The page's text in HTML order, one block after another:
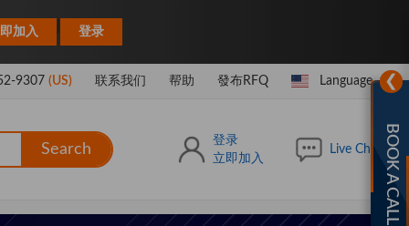
加入 登录
9307(US) 联系我们 帮助 發布RFQ Language
Search
登录
立即加入
Live Chat
❯
BOOK A CALL